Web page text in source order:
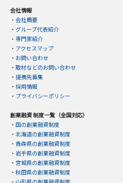
会社情報
・ 会社概要
・ グループ代表紹介
・ 専門家紹介
・ アクセスマップ
・ お問い合わせ
・ 取材などのお問い合わせ
・ 提携先募集
・ 採用情報
・ プライバシーポリシー
創業融資 制度一覧（全国対応）
・ 国の創業融資制度
・ 北海道の創業融資制度
・ 青森県の創業融資制度
・ 岩手県の創業融資制度
・ 宮城県の創業融資制度
・ 秋田県の創業融資制度